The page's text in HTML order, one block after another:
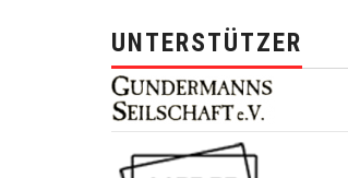
UNTERSTÜTZER